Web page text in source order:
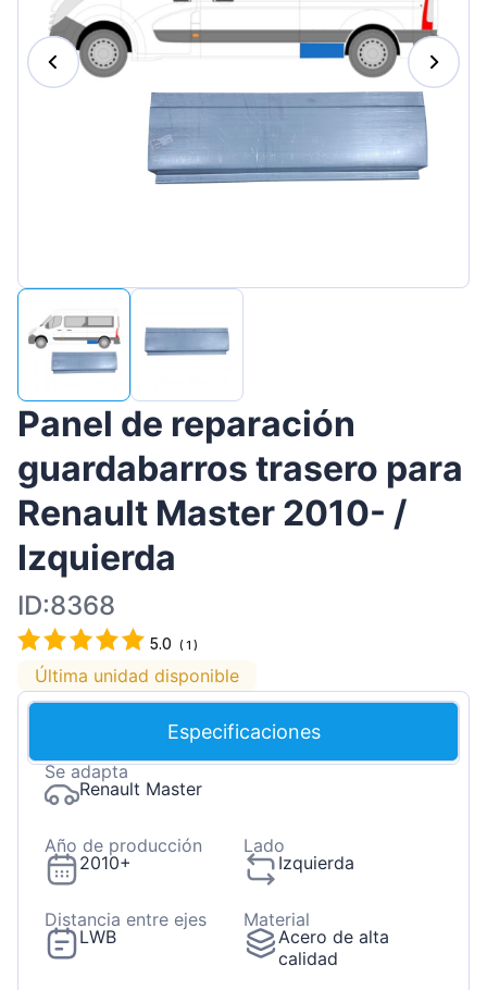
Lietuvių
Slovenian
Panel de reparación
guardabarros trasero para
Renault Master 2010- /
Izquierda
ID:8368
5.0 (1 )
Última unidad disponible
Especificaciones
Se adapta
Renault Master
Año de producción
2010+
Lado
Izquierda
Distancia entre ejes
LWB
Material
Acero de alta
calidad